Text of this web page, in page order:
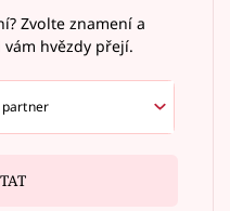
Zvolte znamení a
hvězdy přejí.